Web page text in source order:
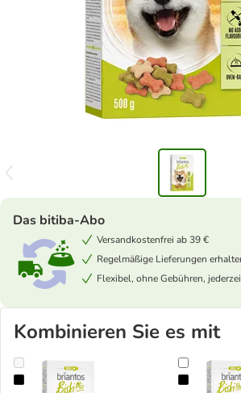
Das bitiba-Abo
Versandkostenfrei ab 39 €
Regelmäßige Lieferungen
Flexibel, ohne Gebühren,
Kombinieren Sie es mit
Briantos Biski Mix Briantos